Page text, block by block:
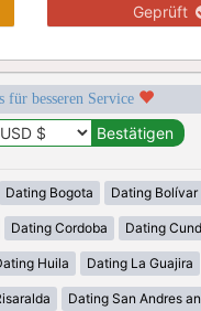
Geprüft
für besseren Service
Dating Bogota Dating Bolívar
Dating Cordoba Dating
Huila Dating La Guajira
Dating San Andres